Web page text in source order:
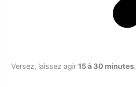
Versez, laissez agir15 à 30 minutes.